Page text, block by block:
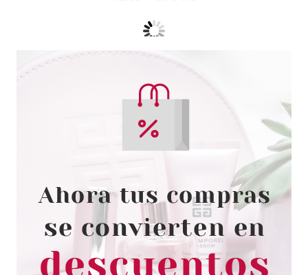
CATRICE
CATRICE FINDING DORY TINTE
PARA LABIOS Y MEJILLAS 020
Pvr 5.69€
-13%
desde
4.95€